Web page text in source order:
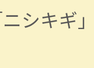
シキギ